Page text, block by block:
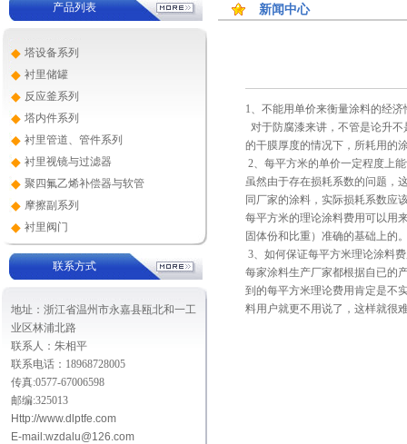
产品列表
◆ 塔设备系列
◆ 衬里储罐
◆ 反应釜系列
◆ 塔内件系列
◆ 衬里管道、管件系列
◆ 衬里视镜与过滤器
◆ 聚四氟乙烯补偿器与软管
◆ 摩擦副系列
◆ 衬里阀门
联系方式
地址：浙江省温州市永嘉县瓯北和一工
业区林浦北路
联系人：朱相平
联系电话：18968728005
传真:0577-67006598
邮编:325013
Http://www.dlptfe.com
E-mail:wzdalu@126.com
新闻中心
1、不能用单价来衡量涂料的经济
对于防腐漆来讲，不管是论升
的干膜厚度的情况下，所耗用的
2、每平方米的单价一定程度上
虽然由于存在损耗系数的问题，
同厂家的涂料，实际损耗系数应
每平方米的理论涂料费用可以用
固体份和比重）准确的基础上的
3、如何保证每平方米理论涂料
每家涂料生产厂家都根据自已的
到的每平方米理论费用肯定是不
料用户就更不用说了，这样就很